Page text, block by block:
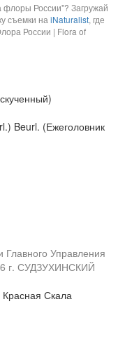
флоры России"? Загружай
съемки на iNaturalist, где
России | Flora of
Beurl. (Ежеголовник
Главного Управления
г. СУДЗУХИНСКИЙ
Скала